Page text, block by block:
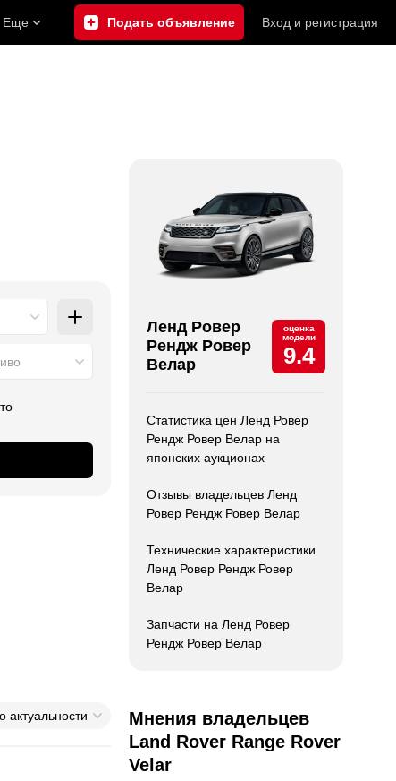
Еще Подать объявление Вход и регистрация
актуальности
Ленд Ровер
Рендж Ровер
Велар
оценка
модели
9.4
Статистика цен Ленд Ровер
Рендж Ровер Велар на
японских аукционах
Отзывы владельцев Ленд
Ровер Рендж Ровер Велар
Технические характеристики
Ленд Ровер Рендж Ровер
Велар
Запчасти на Ленд Ровер
Рендж Ровер Велар
Мнения владельцев
Land Rover Range Rover
Velar